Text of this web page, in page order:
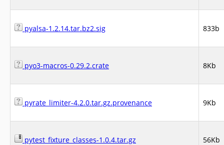
pyalsa-1.2.14.tar.bz2.sig 833b
pyo3-macros-0.29.2.crate 8Kb
pyrate_limiter-4.2.0.tar.gz.provenance 9Kb
pytest_fixture_classes-1.0.4.tar.gz 56Kb